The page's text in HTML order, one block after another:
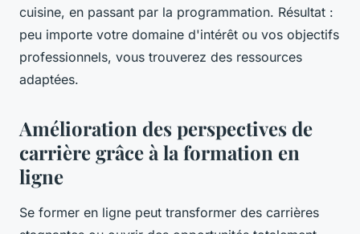
cuisine, en passant par la programmation. Résultat :
peu importe votre domaine d'intérêt ou vos objectifs
professionnels, vous trouverez des ressources
adaptées.
Amélioration des perspectives de
carrière grâce à la formation en
ligne
Se former en ligne peut transformer des carrières